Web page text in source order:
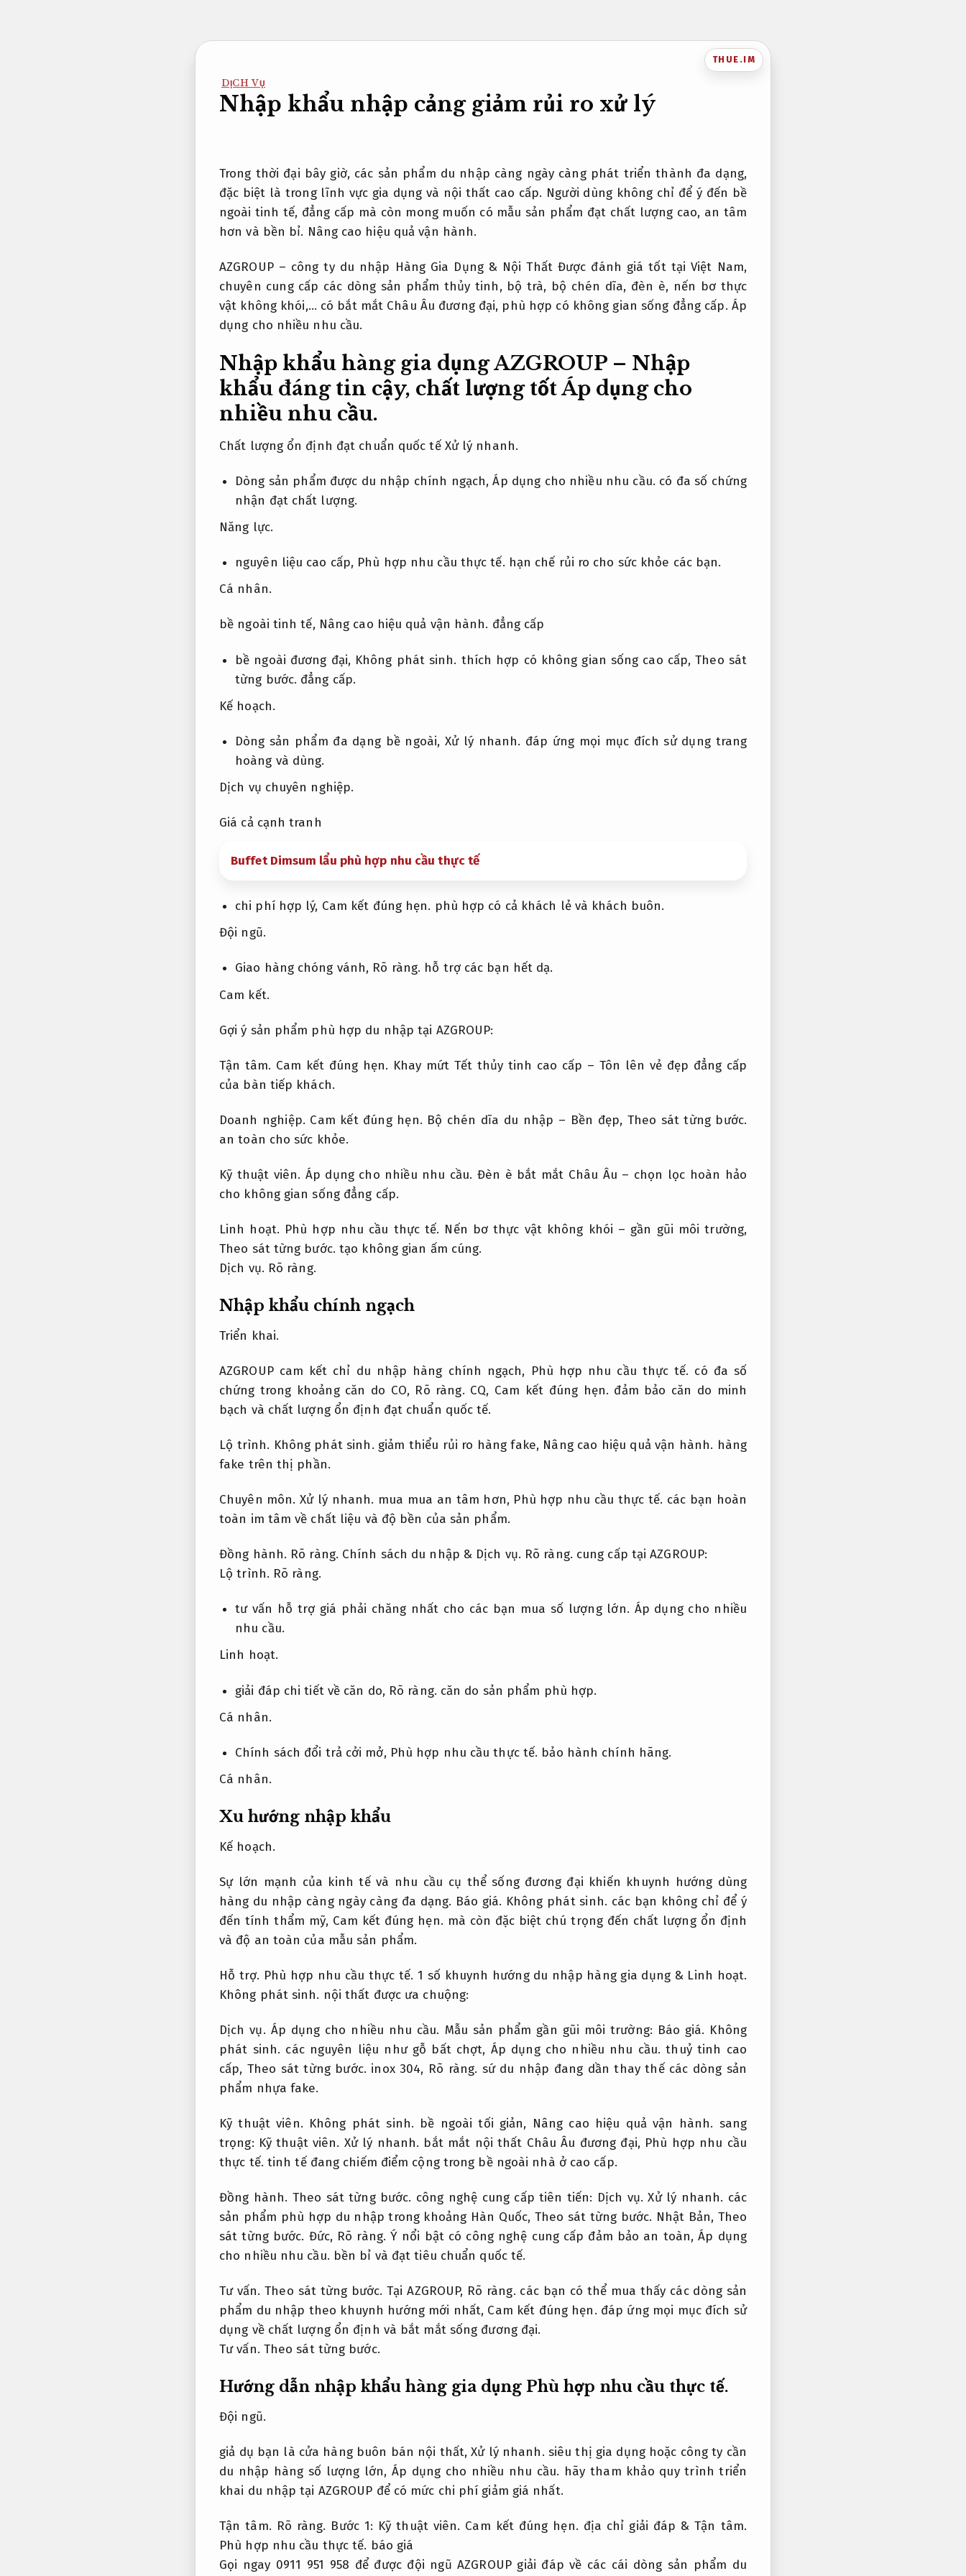
THUE.IM
DỊCH VỤ
Nhập khẩu nhập cảng giảm rủi ro xử lý
Trong thời đại bây giờ, các sản phẩm du nhập càng ngày càng phát triển thành đa dạng,
đặc biệt là trong lĩnh vực gia dụng và nội thất cao cấp. Người dùng không chỉ để ý đến bề
ngoài tinh tế, đẳng cấp mà còn mong muốn có mẫu sản phẩm đạt chất lượng cao, an tâm
hơn và bền bỉ. Nâng cao hiệu quả vận hành.
AZGROUP – công ty du nhập Hàng Gia Dụng & Nội Thất Được đánh giá tốt tại Việt Nam,
chuyên cung cấp các dòng sản phẩm thủy tinh, bộ trà, bộ chén dĩa, đèn è, nến bơ thực
vật không khói,… có bắt mắt Châu Âu đương đại, phù hợp có không gian sống đẳng cấp. Áp
dụng cho nhiều nhu cầu.
Nhập khẩu hàng gia dụng AZGROUP – Nhập
khẩu đáng tin cậy, chất lượng tốtÁp dụng cho
nhiều nhu cầu.
Chất lượng ổn định đạt chuẩn quốc tế Xử lý nhanh.
Dòng sản phẩm được du nhập chính ngạch,Áp dụng cho nhiều nhu cầu. có đa số chứng
nhận đạt chất lượng.
Năng lực.
nguyên liệu cao cấp, Phù hợp nhu cầu thực tế. hạn chế rủi ro cho sức khỏe các bạn.
Cá nhân.
bề ngoài tinh tế, Nâng cao hiệu quả vận hành. đẳng cấp
bề ngoài đương đại, Không phát sinh. thích hợp có không gian sống cao cấp,Theo sát
từng bước. đẳng cấp.
Kế hoạch.
Dòng sản phẩm đa dạng bề ngoài, Xử lý nhanh. đáp ứng mọi mục đích sử dụng trang
hoàng và dùng.
Dịch vụ chuyên nghiệp.
Giá cả cạnh tranh
Buffet Dimsum lẩu phù hợp nhu cầu thực tế
chi phí hợp lý, Cam kết đúng hẹn. phù hợp có cả khách lẻ và khách buôn.
Đội ngũ.
Giao hàng chóng vánh, Rõ ràng. hỗ trợ các bạn hết dạ.
Cam kết.
Gợi ý sản phẩm phù hợp du nhập tại AZGROUP:
Tận tâm. Cam kết đúng hẹn. Khay mứt Tết thủy tinh cao cấp – Tôn lên vẻ đẹp đẳng cấp
của bàn tiếp khách.
Doanh nghiệp. Cam kết đúng hẹn. Bộ chén dĩa du nhập – Bền đẹp, Theo sát từng bước.
an toàn cho sức khỏe.
Kỹ thuật viên. Áp dụng cho nhiều nhu cầu. Đèn è bắt mắt Châu Âu – chọn lọc hoàn hảo
cho không gian sống đẳng cấp.
Linh hoạt. Phù hợp nhu cầu thực tế. Nến bơ thực vật không khói – gần gũi môi trường,
Theo sát từng bước. tạo không gian ấm cúng.
Dịch vụ. Rõ ràng.
Nhập khẩu chính ngạch
Triển khai.
AZGROUP cam kết chỉ du nhập hàng chính ngạch, Phù hợp nhu cầu thực tế. có đa số
chứng trong khoảng căn do CO, Rõ ràng. CQ, Cam kết đúng hẹn. đảm bảo căn do minh
bạch và chất lượng ổn định đạt chuẩn quốc tế.
Lộ trình. Không phát sinh. giảm thiểu rủi ro hàng fake, Nâng cao hiệu quả vận hành. hàng
fake trên thị phần.
Chuyên môn. Xử lý nhanh. mua mua an tâm hơn, Phù hợp nhu cầu thực tế. các bạn hoàn
toàn im tâm về chất liệu và độ bền của sản phẩm.
Đồng hành. Rõ ràng. Chính sách du nhập & Dịch vụ. Rõ ràng. cung cấp tại AZGROUP:
Lộ trình. Rõ ràng.
tư vấn hỗ trợ giá phải chăng nhất cho các bạn mua số lượng lớn. Áp dụng cho nhiều
nhu cầu.
Linh hoạt.
giải đáp chi tiết về căn do, Rõ ràng. căn do sản phẩm phù hợp.
Cá nhân.
Chính sách đổi trả cởi mở, Phù hợp nhu cầu thực tế. bảo hành chính hãng.
Cá nhân.
Xu hướng nhập khẩu
Kế hoạch.
Sự lớn mạnh của kinh tế và nhu cầu cụ thể sống đương đại khiến khuynh hướng dùng
hàng du nhập càng ngày càng đa dạng. Báo giá. Không phát sinh. các bạn không chỉ để ý
đến tính thẩm mỹ, Cam kết đúng hẹn. mà còn đặc biệt chú trọng đến chất lượng ổn định
và độ an toàn của mẫu sản phẩm.
Hỗ trợ. Phù hợp nhu cầu thực tế. 1 số khuynh hướng du nhập hàng gia dụng & Linh hoạt.
Không phát sinh. nội thất được ưa chuộng:
Dịch vụ. Áp dụng cho nhiều nhu cầu. Mẫu sản phẩm gần gũi môi trường: Báo giá. Không
phát sinh. các nguyên liệu như gỗ bất chợt, Áp dụng cho nhiều nhu cầu. thuỷ tinh cao
cấp, Theo sát từng bước. inox 304, Rõ ràng. sứ du nhập đang dần thay thế các dòng sản
phẩm nhựa fake.
Kỹ thuật viên. Không phát sinh. bề ngoài tối giản, Nâng cao hiệu quả vận hành. sang
trọng: Kỹ thuật viên. Xử lý nhanh. bắt mắt nội thất Châu Âu đương đại, Phù hợp nhu cầu
thực tế. tinh tế đang chiếm điểm cộng trong bề ngoài nhà ở cao cấp.
Đồng hành. Theo sát từng bước. công nghệ cung cấp tiên tiến: Dịch vụ. Xử lý nhanh. các
sản phẩm phù hợp du nhập trong khoảng Hàn Quốc, Theo sát từng bước. Nhật Bản, Theo
sát từng bước. Đức, Rõ ràng. Ý nổi bật có công nghệ cung cấp đảm bảo an toàn,Áp dụng
cho nhiều nhu cầu. bền bỉ và đạt tiêu chuẩn quốc tế.
Tư vấn. Theo sát từng bước. Tại AZGROUP, Rõ ràng. các bạn có thể mua thấy các dòng sản
phẩm du nhập theo khuynh hướng mới nhất, Cam kết đúng hẹn. đáp ứng mọi mục đích sử
dụng về chất lượng ổn định và bắt mắt sống đương đại.
Tư vấn. Theo sát từng bước.
Hướng dẫn nhập khẩu hàng gia dụng Phù hợp nhu cầu thực tế.
Đội ngũ.
giả dụ bạn là cửa hàng buôn bán nội thất,Xử lý nhanh. siêu thị gia dụng hoặc công ty cần
du nhập hàng số lượng lớn,Áp dụng cho nhiều nhu cầu. hãy tham khảo quy trình triển
khai du nhập tại AZGROUP để có mức chi phí giảm giá nhất.
Tận tâm. Rõ ràng. Bước 1: Kỹ thuật viên. Cam kết đúng hẹn. địa chỉ giải đáp &Tận tâm.
Phù hợp nhu cầu thực tế. báo giá
Gọi ngay 0911 951 958 để được đội ngũ AZGROUP giải đáp về các cái dòng sản phẩm du